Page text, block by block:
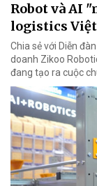
Robot và AI
logistics
Chia sẻ với Diễn
doanh Zikoo
đang tạo ra cuộc